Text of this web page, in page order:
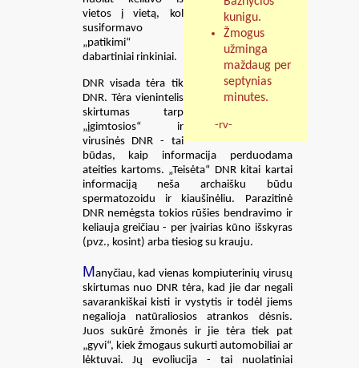
kunigu.
Žmogus
užminga
maždaug per
septynias
minutes.
-rv-
vietos į vietą, kol
susiformavo
„patikimi“
dabartiniai rinkiniai.
DNR visada tėra tik
DNR. Tėra vienintelis
skirtumas tarp
„įgimtosios“ ir
virusinės DNR - tai
būdas, kaip informacija perduodama
ateities kartoms. „Teisėta“ DNR kitai kartai
informaciją neša archaišku būdu
spermatozoidu ir kiaušinėliu. Parazitinė
DNR nemėgsta tokios rūšies bendravimo ir
keliauja greičiau - per įvairias kūno išskyras
(pvz., kosint) arba tiesiog su krauju.
Manyčiau, kad vienas kompiuterinių virusų
skirtumas nuo DNR tėra, kad jie dar negali
savarankiškai kisti ir vystytis ir todėl jiems
negalioja natūraliosios atrankos dėsnis.
Juos sukūrė žmonės ir jie tėra tiek pat
„gyvi“, kiek žmogaus sukurti automobiliai ar
lėktuvai. Jų evoliucija - tai nuolatiniai